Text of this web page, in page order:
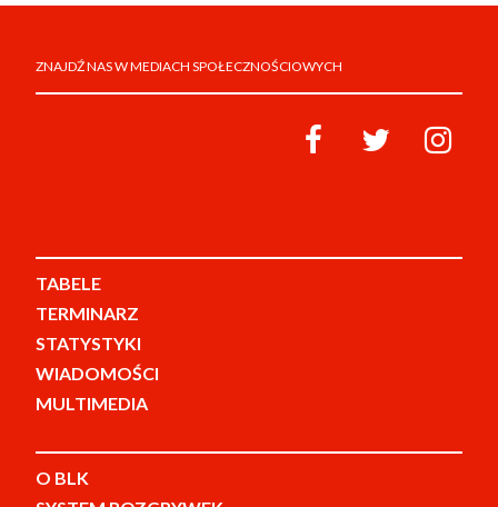
ZNAJDŹ NAS W MEDIACH SPOŁECZNOŚCIOWYCH
TABELE
TERMINARZ
STATYSTYKI
WIADOMOŚCI
MULTIMEDIA
O BLK